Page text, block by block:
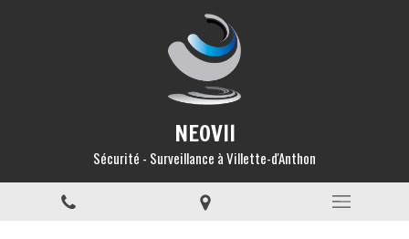
NEOVII
Sécurité - Surveillance à Villette-d'Anthon